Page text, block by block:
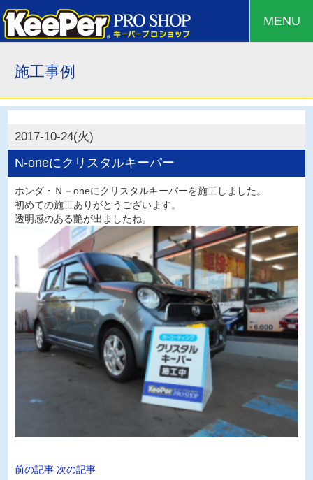
MENU
施工事例
2017-10-24(火)
N-oneにクリスタルキーパー
ホンダ・Ｎ－oneにクリスタルキーパーを施工しました。
初めての施工ありがとうございます。
透明感のある艶が出ましたね。
前の記事 次の記事